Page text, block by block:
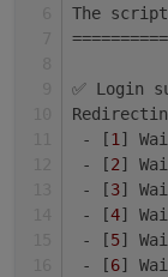
The
✅ Login
- [1]
- [2]
- [3]
- [4]
- [5]
- [6]